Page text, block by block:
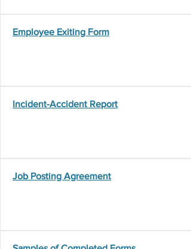
Employee Exiting Form
Incident-Accident Report
Job Posting Agreement